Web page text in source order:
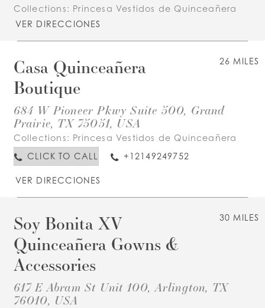
Collections: Princesa Vestidos de Quinceañera
VER DIRECCIONES
26 MILES
Casa Quinceañera
Boutique
684 W Pioneer Pkwy Suite 500, Grand
Prairie, TX 75051, USA
Collections: Princesa Vestidos de Quinceañera
CLICK TO CALL
+12149249752
VER DIRECCIONES
30 MILES
Soy Bonita XV
Quinceañera Gowns &
Accessories
617 E Abram St Unit 100, Arlington, TX
76010, USA